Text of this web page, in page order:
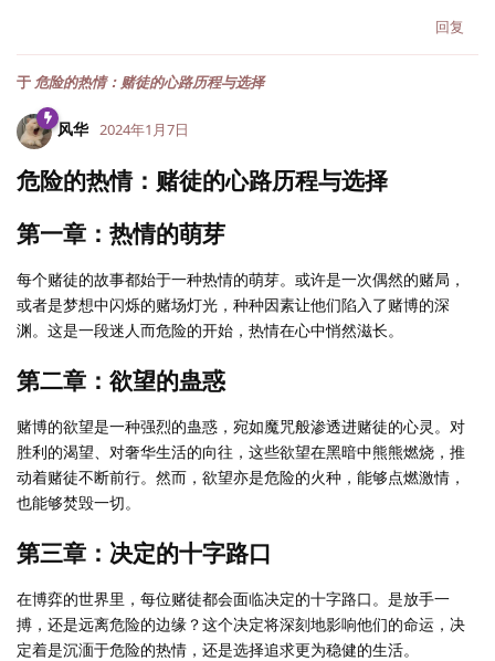
回复
于 危险的热情：赌徒的心路历程与选择
风华 2024年1月7日
危险的热情：赌徒的心路历程与选择
第一章：热情的萌芽
每个赌徒的故事都始于一种热情的萌芽。或许是一次偶然的赌局，
或者是梦想中闪烁的赌场灯光，种种因素让他们陷入了赌博的深
渊。这是一段迷人而危险的开始，热情在心中悄然滋长。
第二章：欲望的蛊惑
赌博的欲望是一种强烈的蛊惑，宛如魔咒般渗透进赌徒的心灵。对
胜利的渴望、对奢华生活的向往，这些欲望在黑暗中熊熊燃烧，推
动着赌徒不断前行。然而，欲望亦是危险的火种，能够点燃激情，
也能够焚毁一切。
第三章：决定的十字路口
在博弈的世界里，每位赌徒都会面临决定的十字路口。是放手一
搏，还是远离危险的边缘？这个决定将深刻地影响他们的命运，决
定着是沉湎于危险的热情，还是选择追求更为稳健的生活。